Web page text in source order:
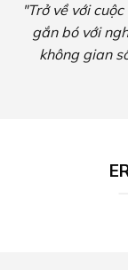
"Trở về với
gắn bó với
không gian